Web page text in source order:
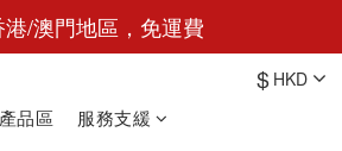
/澳門地區，免運費
$ HKD
品區 服務支緩